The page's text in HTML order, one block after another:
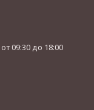
от 09:30 до 18:00